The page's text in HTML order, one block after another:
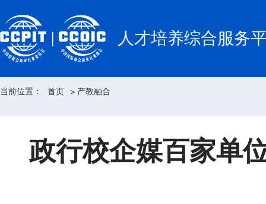
人才培养综合服务
当前位置： 首页 > 产教融合
政行校企媒百家单